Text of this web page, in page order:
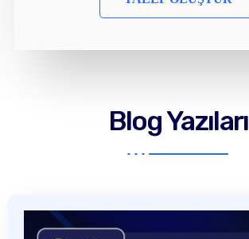
Blog Yazıları